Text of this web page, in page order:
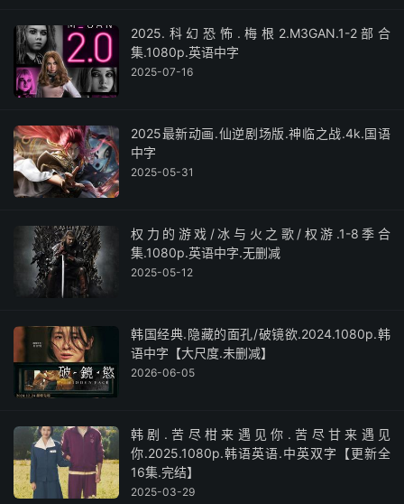
2025.科幻恐怖.梅根2.M3GAN.1-2部合
集.1080p.英语中字
2025-07-16
2025最新动画.仙逆剧场版.神临之战.4k.国语
中字
2025-05-31
权力的游戏/冰与火之歌/权游.1-8季合
集.1080p.英语中字.无删减
2025-05-12
韩国经典.隐藏的面孔/破镜欲.2024.1080p.韩
语中字【大尺度.未删减】
2026-06-05
韩剧.苦尽柑来遇见你.苦尽甘来遇见
你.2025.1080p.韩语英语.中英双字【更新全
16集.完结】
2025-03-29